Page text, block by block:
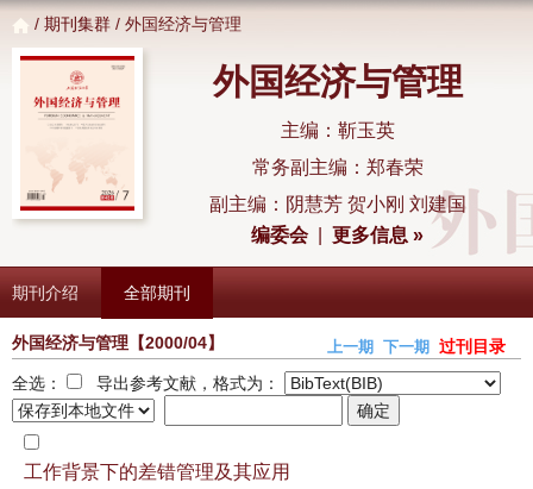
/ 期刊集群 / 外国经济与管理
外国经济与管理
主编：靳玉英
常务副主编：郑春荣
副主编：阴慧芳 贺小刚 刘建国
编委会|更多信息 »
期刊介绍 全部期刊
外国经济与管理 【2000/04】 上一期 下一期
过刊目录
全选：
导出参考文献，格式为：
工作背景下的差错管理及其应用